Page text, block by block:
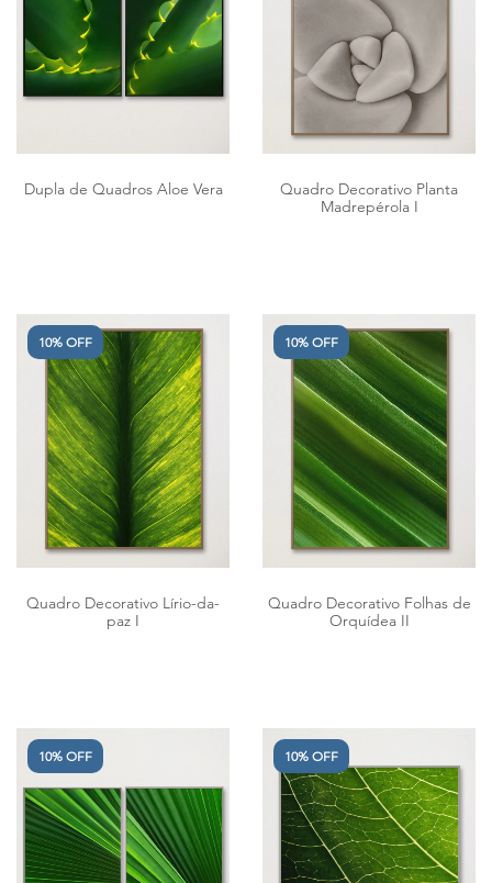
Dupla de Quadros Aloe Vera
Quadro Decorativo Planta
Madrepérola I
10% OFF
Quadro Decorativo Lírio-da-
paz I
10% OFF
Quadro Decorativo Folhas de
Orquídea II
10% OFF 10% OFF